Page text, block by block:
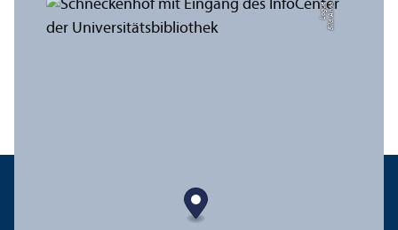
Bil
d:
A
n
n
a
L
o
g
u
e